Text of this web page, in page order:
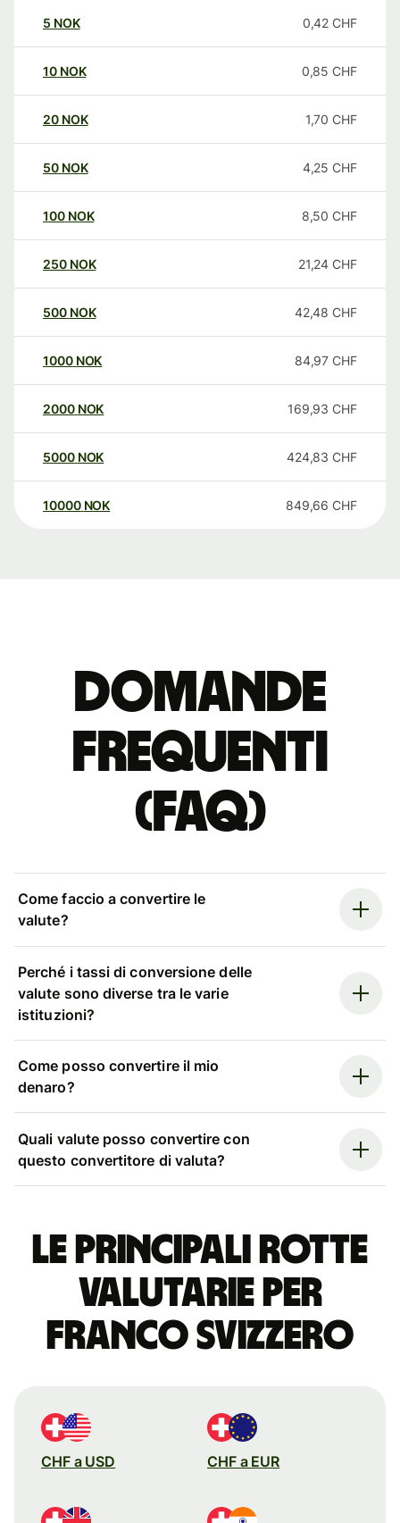
5 NOK 0,42 CHF
10 NOK 0,85 CHF
20 NOK 1,70 CHF
50 NOK 4,25 CHF
100 NOK 8,50 CHF
250 NOK 21,24 CHF
500 NOK 42,48 CHF
1000 NOK 84,97 CHF
2000 NOK 169,93 CHF
5000 NOK 424,83 CHF
10000 NOK 849,66 CHF
Domande
Frequenti
(FAQ)
Come faccio a convertire le
valute?
Perché i tassi di conversione delle
valute sono diverse tra le varie
istituzioni?
Come posso convertire il mio
denaro?
Quali valute posso convertire con
questo convertitore di valuta?
Le principali rotte
valutarie per
franco svizzero
CHF a USD CHF a EUR